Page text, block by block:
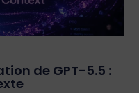
de GPT-5.5 :